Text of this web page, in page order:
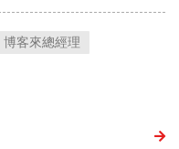
博客來總經理